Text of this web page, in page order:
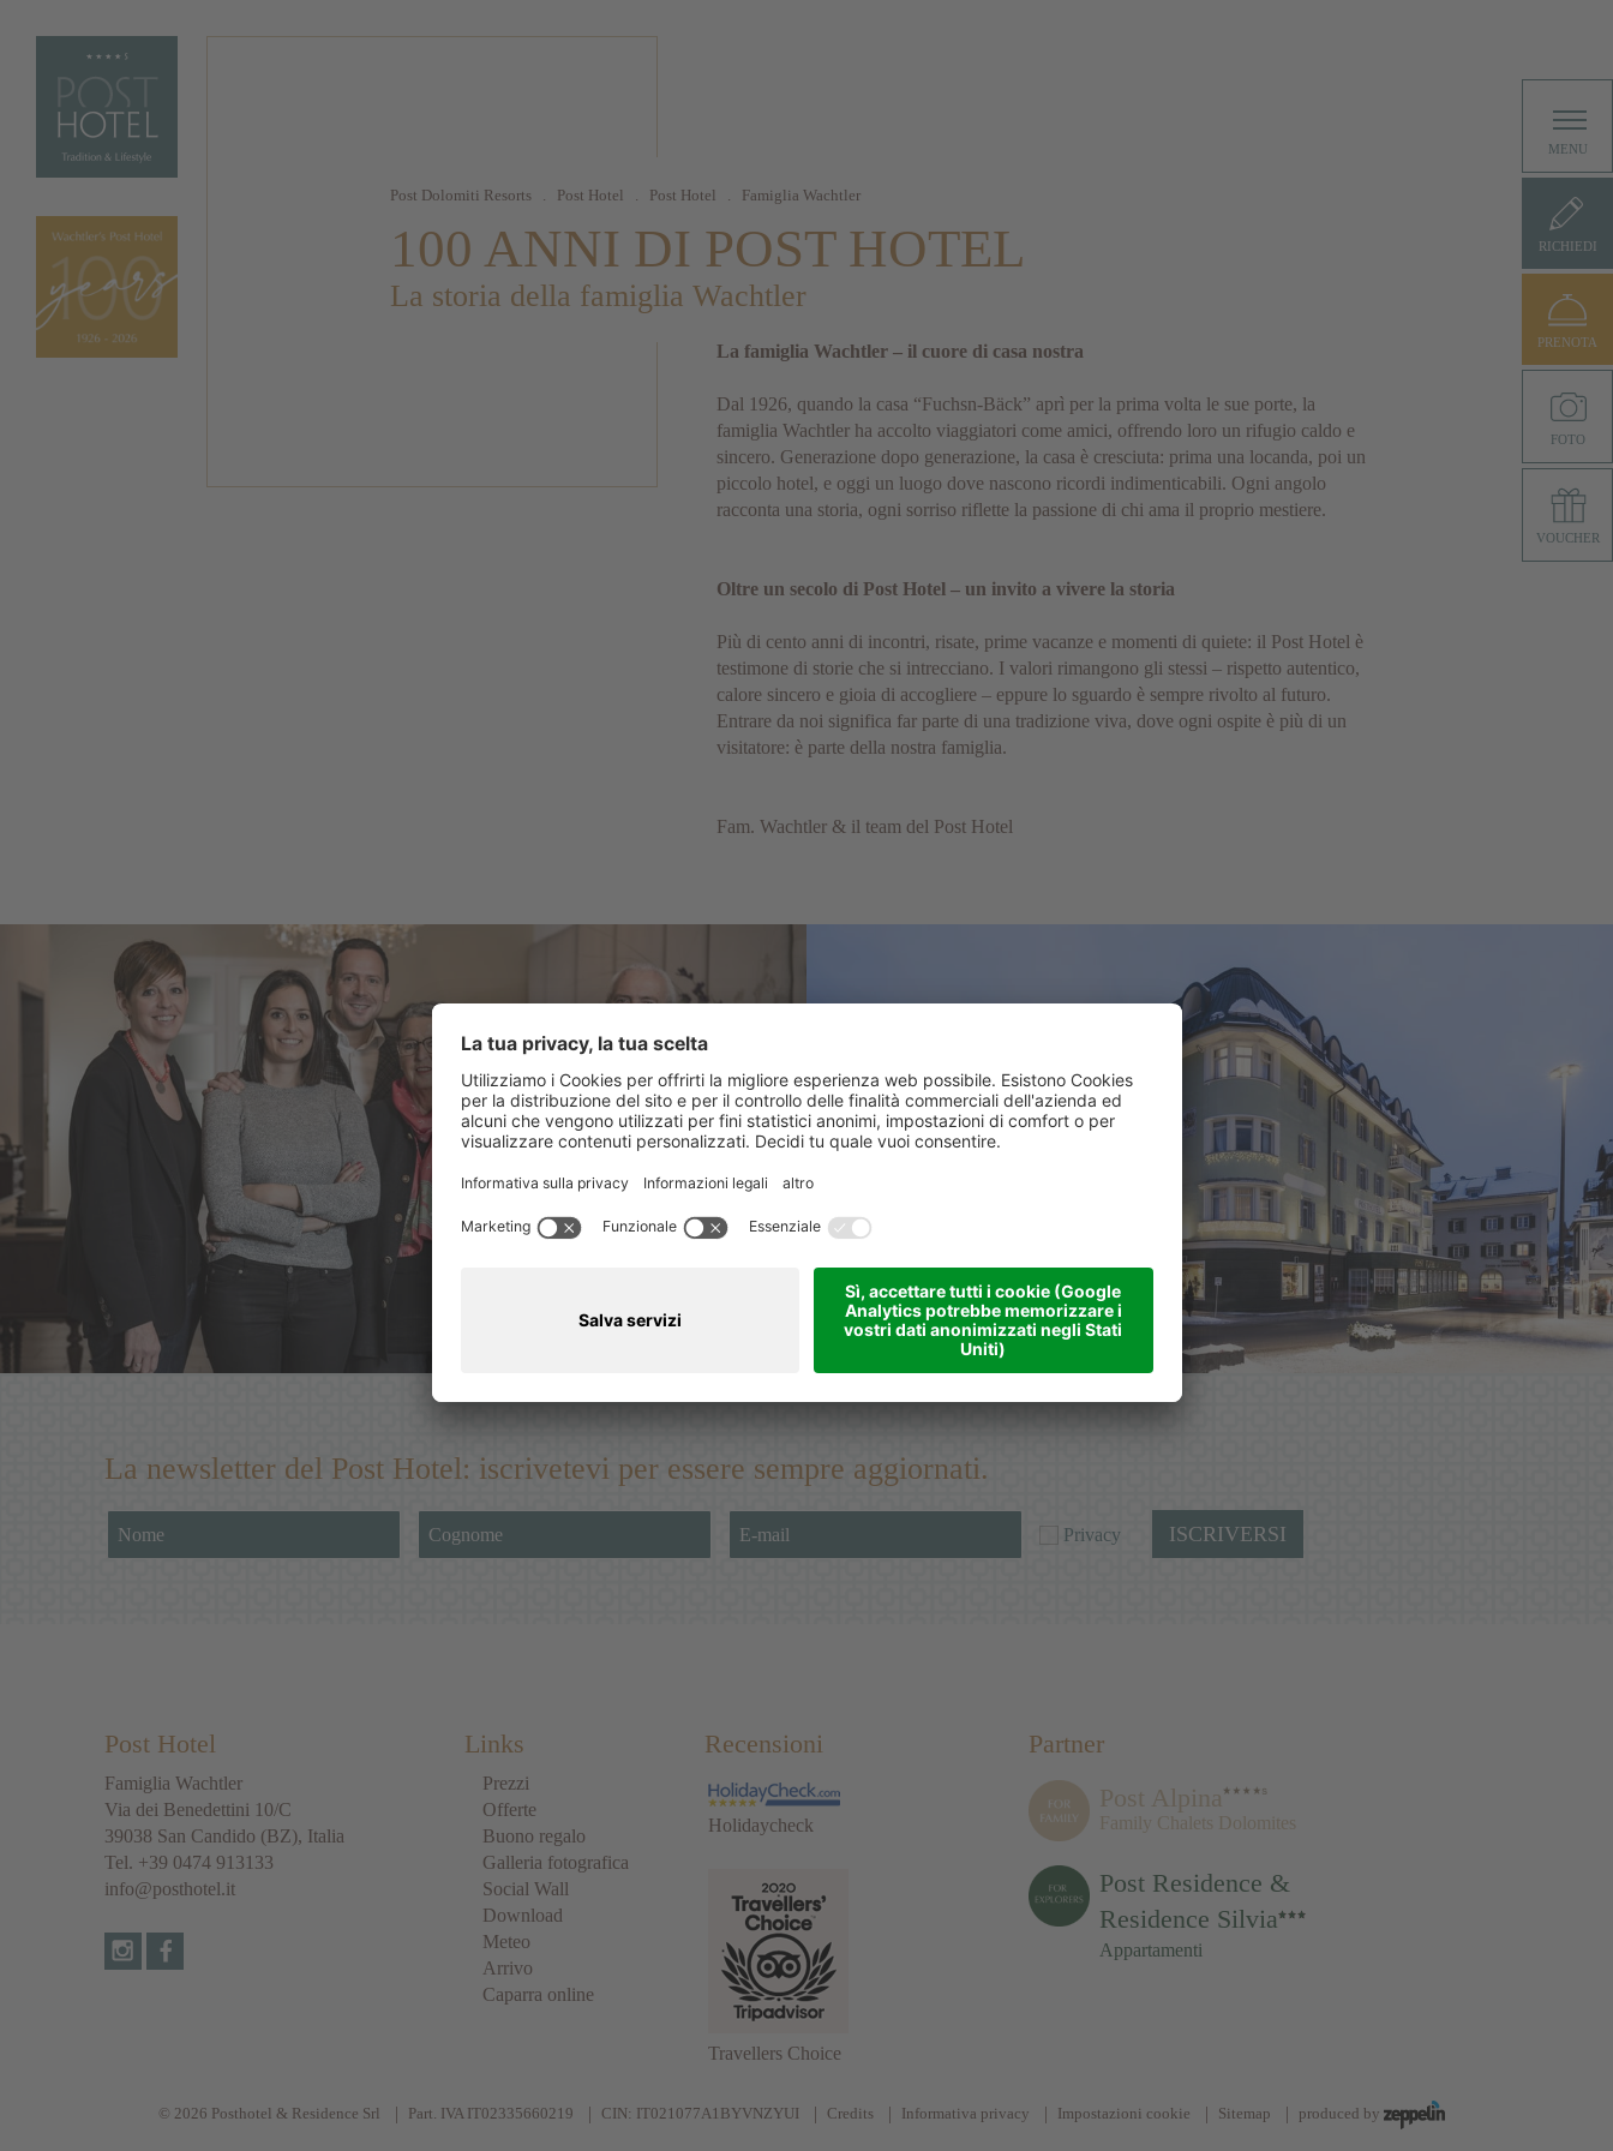
Post Dolomiti Resorts . Post Hotel . Post Hotel . Famiglia Wachtler
100 ANNI DI POST HOTEL
La storia della famiglia Wachtler
La famiglia Wachtler – il cuore di casa nostra
Dal 1926, quando la casa “Fuchsn-Bäck” aprì per la prima volta le sue porte, la
famiglia Wachtler ha accolto viaggiatori come amici, offrendo loro un rifugio caldo e
sincero. Generazione dopo generazione, la casa è cresciuta: prima una locanda, poi un
piccolo hotel, e oggi un luogo dove nascono ricordi indimenticabili. Ogni angolo
racconta una storia, ogni sorriso riflette la passione di chi ama il proprio mestiere.
Oltre un secolo di Post Hotel – un invito a vivere la storia
Più di cento anni di incontri, risate, prime vacanze e momenti di quiete: il Post Hotel è
testimone di storie che si intrecciano. I valori rimangono gli stessi – rispetto autentico,
calore sincero e gioia di accogliere – eppure lo sguardo è sempre rivolto al futuro.
Entrare da noi significa far parte di una tradizione viva, dove ogni ospite è più di un
visitatore: è parte della nostra famiglia.
Fam. Wachtler & il team del Post Hotel
La newsletter del Post Hotel: iscrivetevi per essere sempre aggiornati.
Privacy ISCRIVERSI
Post Hotel
Famiglia Wachtler
Via dei Benedettini 10/C
39038 San Candido (BZ), Italia
Tel. +39 0474 913133
info@posthotel.it
Links
Prezzi
Offerte
Buono regalo
Galleria fotografica
Social Wall
Download
Meteo
Arrivo
Caparra online
Recensioni
Holidaycheck
Travellers Choice
Partner
Post Alpina
Family Chalets Dolomites
Post Residence &
Residence Silvia
Appartamenti
© 2026 Posthotel & Residence Srl Part. IVA IT02335660219 CIN: IT021077A1BYVNZYUI Credits Informativa privacy Impostazioni cookie Sitemap produced by
MENU
RICHIEDI
PRENOTA
FOTO
VOUCHER